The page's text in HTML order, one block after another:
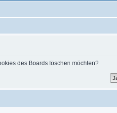
des Boards löschen möchten?